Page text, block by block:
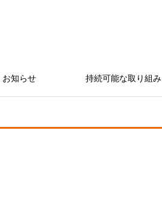
お知らせ 持続可能な取り組み